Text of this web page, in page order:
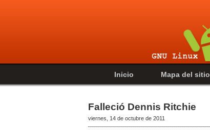
Inicio Mapa del sitio
Falleció Dennis Ritchie
viernes, 14 de octubre de 2011